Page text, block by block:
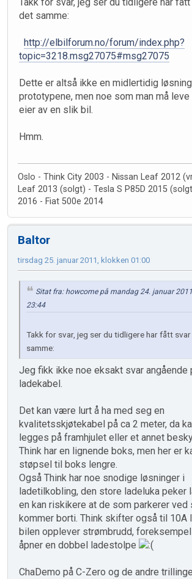
det samme:
http://elbilforum.no/forum/index.php?
topic=3218.msg27075#msg27075
Dette er altså ikke en midlertidig
prototypene, men noe som man må
eier av en slik bil.
Hmm.
Oslo - Think City 2003 - Nissan Leaf 2012
Leaf 2013 (solgt) - Tesla S P85D 2015
2016 - Fiat 500e 2014
Baltor
tirsdag 25. januar 2011, klokken 01:00
Sitat fra: howcome på mandag 24. januar
23:44
Takk for svar, jeg ser du tidligere har fått
samme:
Jeg fikk ikke noe eksakt svar angående
ladekabel.
Det kan være lurt å ha med seg en
kvalitetsskjøtekabel på ca 2 meter, da
legges på framhjulet eller et annet
Think har en lignende boks, men her er
støpsel til boks lengre.
Også Think har noe snodige løsninger i
ladetilkobling, den store ladeluka peker
en kan riskikere at de som parkerer ved
kommer borti. Think skifter også til 10A
bilen opplever strømbrudd,
åpner en dobbel ladestolpe
ChaDemo på C-Zero og de andre